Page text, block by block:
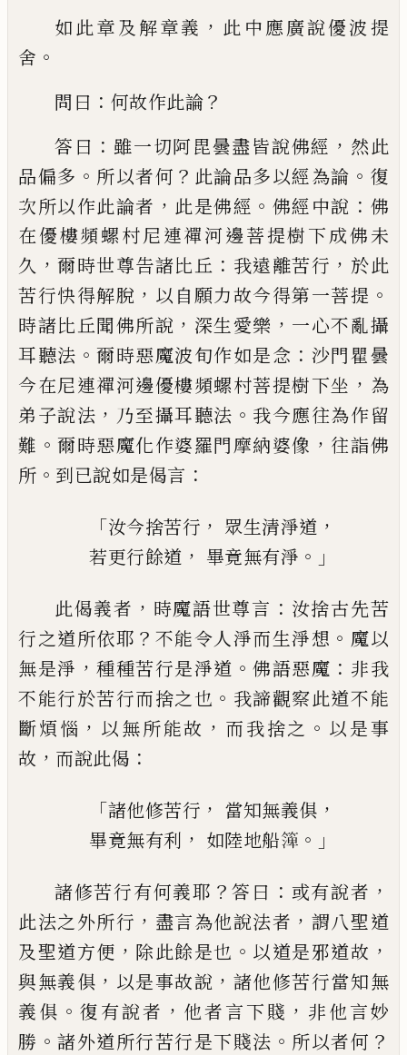
如此章及解章義 ， 此中應廣說優波提
舍 。
問曰 ： 何故作此論？
答曰 ：雖一切阿毘曇盡皆說佛經 ， 然此
品偏多 。 所以者何 ？ 此論品多以經為論 。 復
次所以作此論者 ， 此是佛經 。 佛經中說 ： 佛
在優樓頻螺村尼連禪河邊菩提樹下成佛未
久 ，爾時世尊告諸比丘 ： 我遠離苦行 ， 於此
苦行快得解脫 ， 以自願力故今得第一菩提 。
時諸比丘聞佛所說 ， 深生愛樂 ， 一心不亂攝
耳聽法 。爾時惡魔波旬作如是念 ： 沙門瞿曇
今在尼連禪河邊優樓頻螺村菩提樹下坐 ， 為
弟子說法 ， 乃至攝耳聽法 。 我今應往為作留
難 。爾時惡魔化作婆羅門摩納婆像 ， 往詣佛
所 。 到已說如是偈言 ：
「汝今捨苦行 ， 眾生清淨道 ，
若更行餘道 ， 畢竟無有淨 。」
此偈義者 ， 時魔語世尊言 ： 汝捨古先苦
行之道所依耶 ？ 不能令人淨而生淨想 。 魔以
無是淨 ，種種苦行是淨道 。佛語惡魔 ： 非我
不能行於苦行而捨之也 。 我諦觀察此道不能
斷煩惱 ， 以無所能故 ， 而我捨之 。 以是事
故 ， 而說此偈 ：
「諸他修苦行 ， 當知無義俱 ，
畢竟無有利 ， 如陸地船𥱼 。」
諸修苦行有何義耶 ？答曰 ： 或有說者 ，
此法之外所行 ， 盡言為他說法者 ， 謂八聖道
及聖道方便 ， 除此餘是也 。 以道是邪道故 ，
與無義俱 ， 以是事故說 ， 諸他修苦行當知無
義俱 。復有說者 ， 他者言下賤 ， 非他言妙
勝 。諸外道所行苦行是下賤法 。 所以者何 ？